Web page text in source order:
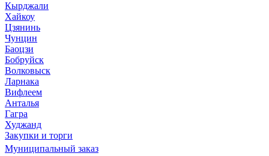
Кырджали
Хайкоу
Цзянинь
Чунцин
Баоцзи
Бобруйск
Волковыск
Ларнака
Вифлеем
Анталья
Гагра
Худжанд
Закупки и торги
Муниципальный заказ